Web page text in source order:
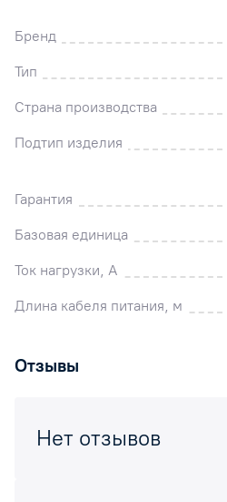
Бренд
Тип
Страна производства
Подтип изделия
Гарантия
Базовая единица
Ток нагрузки, А
Длина кабеля питания, м
Отзывы
Нет отзывов